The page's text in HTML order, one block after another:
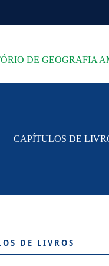
DE GEOGRAFIA
CAPÍTULOS DE
DE LIVROS